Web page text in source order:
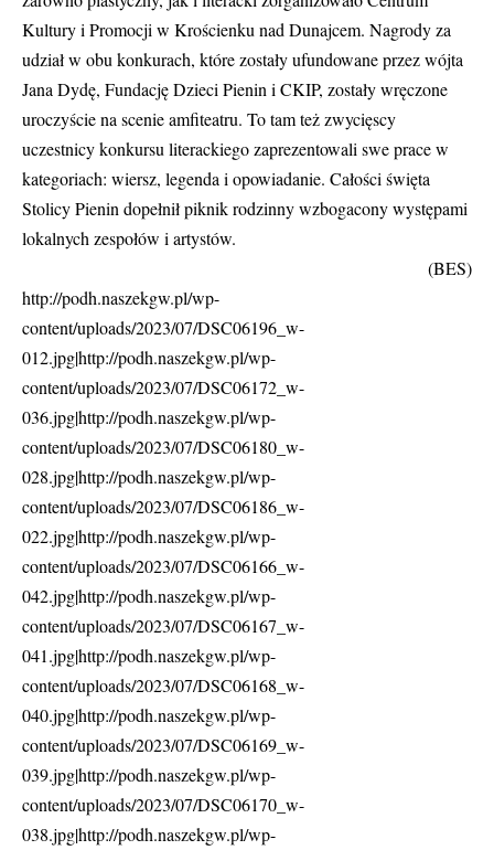
Kultury i Promocji w Krościenku nad Dunajcem. Nagrody za
udział w obu konkurach, które zostały ufundowane przez wójta
Jana Dydę, Fundację Dzieci Pienin i CKIP, zostały wręczone
uroczyście na scenie amfiteatru. To tam też zwycięscy
uczestnicy konkursu literackiego zaprezentowali swe prace w
kategoriach: wiersz, legenda i opowiadanie. Całości święta
Stolicy Pienin dopełnił piknik rodzinny wzbogacony występami
lokalnych zespołów i artystów.
(BES)
http://podh.naszekgw.pl/wp-
content/uploads/2023/07/DSC06196_w-
012.jpg|http://podh.naszekgw.pl/wp-
content/uploads/2023/07/DSC06172_w-
036.jpg|http://podh.naszekgw.pl/wp-
content/uploads/2023/07/DSC06180_w-
028.jpg|http://podh.naszekgw.pl/wp-
content/uploads/2023/07/DSC06186_w-
022.jpg|http://podh.naszekgw.pl/wp-
content/uploads/2023/07/DSC06166_w-
042.jpg|http://podh.naszekgw.pl/wp-
content/uploads/2023/07/DSC06167_w-
041.jpg|http://podh.naszekgw.pl/wp-
content/uploads/2023/07/DSC06168_w-
040.jpg|http://podh.naszekgw.pl/wp-
content/uploads/2023/07/DSC06169_w-
039.jpg|http://podh.naszekgw.pl/wp-
content/uploads/2023/07/DSC06170_w-
038.jpg|http://podh.naszekgw.pl/wp-